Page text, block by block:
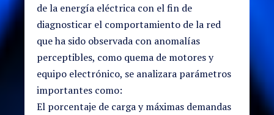
de la energía eléctrica con el fin de
diagnosticar el comportamiento de la red
que ha sido observada con anomalías
perceptibles, como quema de motores y
equipo electrónico, se analizara parámetros
importantes como:
El porcentaje de carga y máximas demandas